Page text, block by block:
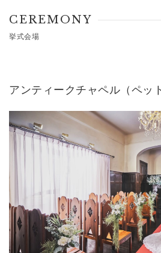
CEREMONY
挙式会場
アンティークチャペル（ペッ